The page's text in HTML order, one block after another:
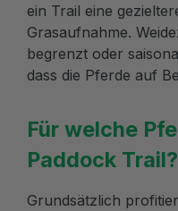
ein Trail eine
Grasaufnahme.
begrenzt oder
dass die Pferde auf
Für welche
Paddock Trail?
Grundsätzlich